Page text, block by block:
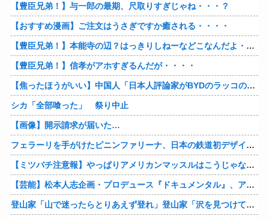
【豊臣兄弟！】与一郎の最期、尺取りすぎじゃね・・・？
【おすすめ漫画】ご注文はうさぎですか癒される・・・・
【豊臣兄弟！】本能寺の辺？はっきりしねーなどこなんだよ・・・・
【豊臣兄弟！】信孝がアホすぎるんだが・・・・
【焦ったほうがいい】中国人「日本人評論家がBYDのラッコの装備を褒めてるけど中国では基本的な装備やぞ…？」
シカ「全部喰った」 祭り中止
【画像】開示請求が届いた…
フェラーリを手がけたピニンファリーナ、日本の鉄道初デザイン。南海電鉄が新たな空港特急をなにわ筋線へ導入
【ミツバチ注意報】やっぱりアメリカンマッスルはこうじゃないとな・・・。ダッジが「直6ツインターボ、600馬力」の新型「チャージャー ”スーパービー”」を発表
【芸能】松本人志企画・プロデュース『ドキュメンタル』、アメリカで初の制作が決定
登山家「山で迷ったらとりあえず登れ」登山家「沢を見つけて下山しろ」←これ結局どっちが正解なの？